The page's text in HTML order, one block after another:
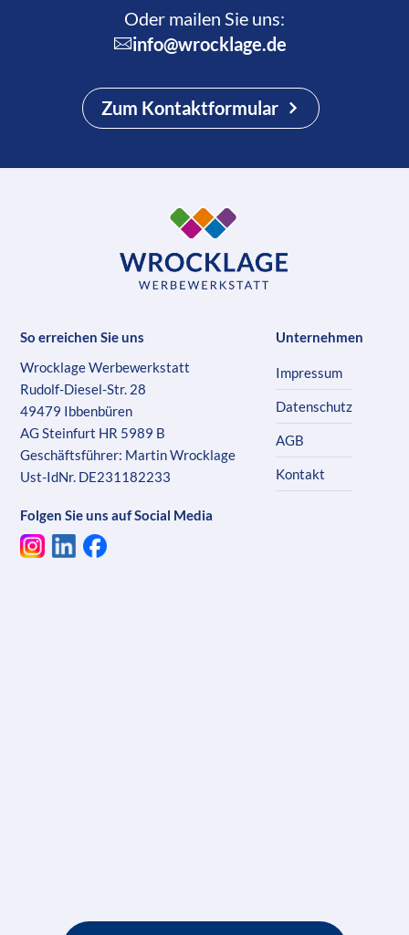
Oder mailen Sie uns:
info@wrocklage.de
Zum Kontaktformular
So erreichen Sie uns
Wrocklage Werbewerkstatt
Rudolf-Diesel-Str. 28
49479 Ibbenbüren
AG Steinfurt HR 5989 B
Geschäftsführer: Martin Wrocklage
Ust-IdNr. DE231182233
Folgen Sie uns auf Social Media
Unternehmen
Impressum
Datenschutz
AGB
Kontakt